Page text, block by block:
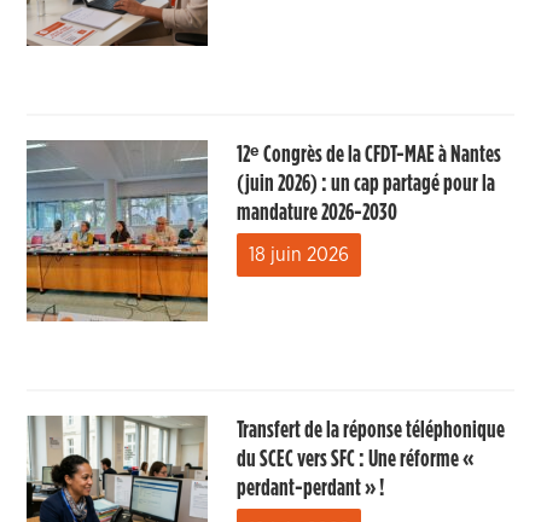
12ᵉ Congrès de la CFDT-MAE à Nantes
(juin 2026) : un cap partagé pour la
mandature 2026-2030
18 juin 2026
Transfert de la réponse téléphonique
du SCEC vers SFC : Une réforme «
perdant-perdant » !